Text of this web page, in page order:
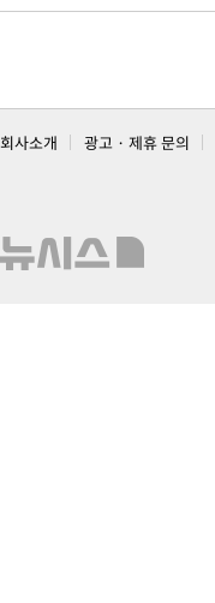
회사소개 광고 · 제휴 문의